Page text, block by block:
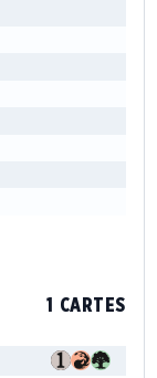
1 CARTES